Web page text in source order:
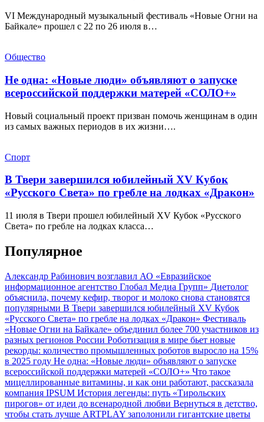
VI Международный музыкальный фестиваль «Новые Огни на
Байкале» прошел с 22 по 26 июля в…
Общество
Не одна: «Новые люди» объявляют о запуске
всероссийской поддержки матерей «СОЛО+»
Новый социальный проект призван помочь женщинам в один
из самых важных периодов в их жизни….
Спорт
В Твери завершился юбилейный XV Кубок
«Русского Света» по гребле на лодках «Дракон»
11 июля в Твери прошел юбилейный XV Кубок «Русского
Света» по гребле на лодках класса…
Популярное
Александр Рабинович возглавил АО «Евразийское
информационное агентство Глобал Медиа Групп» Диетолог
объяснила, почему кефир, творог и молоко снова становятся
популярными В Твери завершился юбилейный XV Кубок
«Русского Света» по гребле на лодках «Дракон» Фестиваль
«Новые Огни на Байкале» объединил более 700 участников из
разных регионов России Роботизация в мире бьет новые
рекорды: количество промышленных роботов выросло на 15%
в 2025 году Не одна: «Новые люди» объявляют о запуске
всероссийской поддержки матерей «СОЛО+» Что такое
мицеллированные витамины, и как они работают, рассказала
компания IPSUM История легенды: путь «Тирольских
пирогов» от идеи до всенародной любви Вернуться в детство,
чтобы стать лучше ARTPLAY заполонили гигантские цветы